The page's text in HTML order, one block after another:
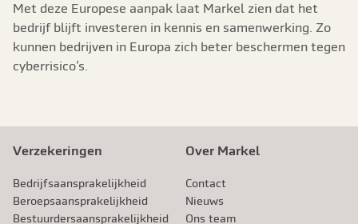
Met deze Europese aanpak laat Markel zien dat het
bedrijf blijft investeren in kennis en samenwerking. Zo
kunnen bedrijven in Europa zich beter beschermen tegen
cyberrisico’s.
Verzekeringen
Bedrijfsaansprakelijkheid
Beroeps­aansprakelijkheid
Bestuurdersaansprakelijkheid
Over Markel
Contact
Nieuws
Ons team